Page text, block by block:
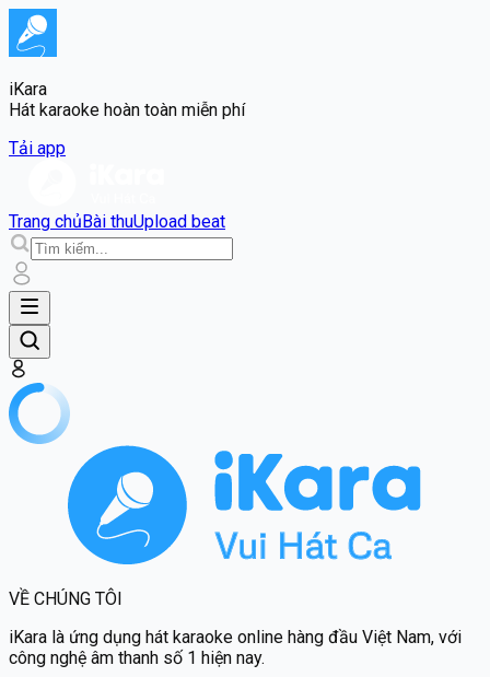
iKara
Hát karaoke hoàn toàn miễn phí
Tải app
Trang chủBài thuUpload beat
VỀ CHÚNG TÔI
iKara là ứng dụng hát karaoke online hàng đầu Việt Nam, với
công nghệ âm thanh số 1 hiện nay.